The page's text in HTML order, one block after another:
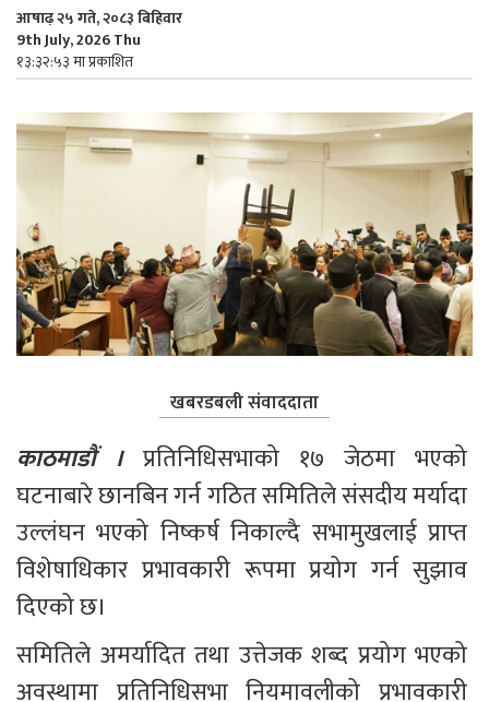
आषाढ़ २५ गते, २०८३ बिहिवार
9th July, 2026 Thu
१३:३२:५३ मा प्रकाशित
खबरडबली संवाददाता
काठमाडौं । प्रतिनिधिसभाको १७ जेठमा भएको
घटनाबारे छानबिन गर्न गठित समितिले संसदीय मर्यादा
उल्लंघन भएको निष्कर्ष निकाल्दै सभामुखलाई प्राप्त
विशेषाधिकार प्रभावकारी रूपमा प्रयोग गर्न सुझाव
दिएको छ।
समितिले अमर्यादित तथा उत्तेजक शब्द प्रयोग भएको
अवस्थामा प्रतिनिधिसभा नियमावलीको प्रभावकारी